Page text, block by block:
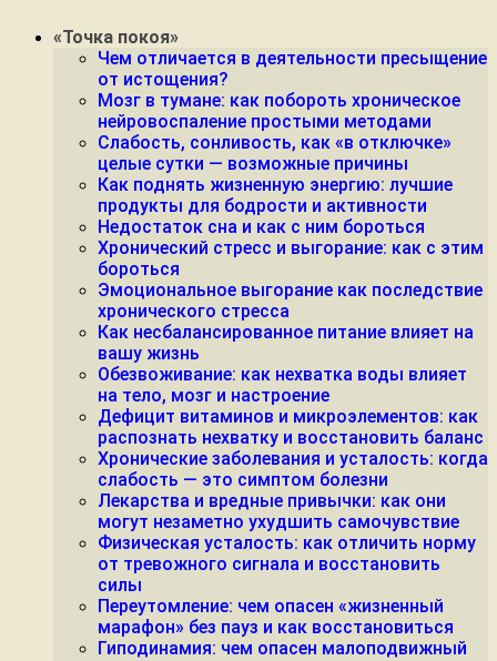
«Точка покоя»
Чем отличается в деятельности пресыщение
от истощения?
Мозг в тумане: как побороть хроническое
нейровоспаление простыми методами
Слабость, сонливость, как «в отключке»
целые сутки — возможные причины
Как поднять жизненную энергию: лучшие
продукты для бодрости и активности
Недостаток сна и как с ним бороться
Хронический стресс и выгорание: как с этим
бороться
Эмоциональное выгорание как последствие
хронического стресса
Как несбалансированное питание влияет на
вашу жизнь
Обезвоживание: как нехватка воды влияет
на тело, мозг и настроение
Дефицит витаминов и микроэлементов: как
распознать нехватку и восстановить баланс
Хронические заболевания и усталость: когда
слабость — это симптом болезни
Лекарства и вредные привычки: как они
могут незаметно ухудшить самочувствие
Физическая усталость: как отличить норму
от тревожного сигнала и восстановить
силы
Переутомление: чем опасен «жизненный
марафон» без пауз и как восстановиться
Гиподинамия: чем опасен малоподвижный